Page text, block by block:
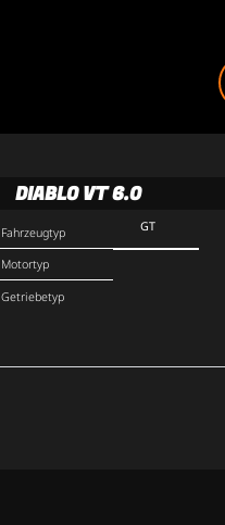
DIABLO VT 6.0
Fahrzeugtyp
Motortyp
Getriebetyp
GT